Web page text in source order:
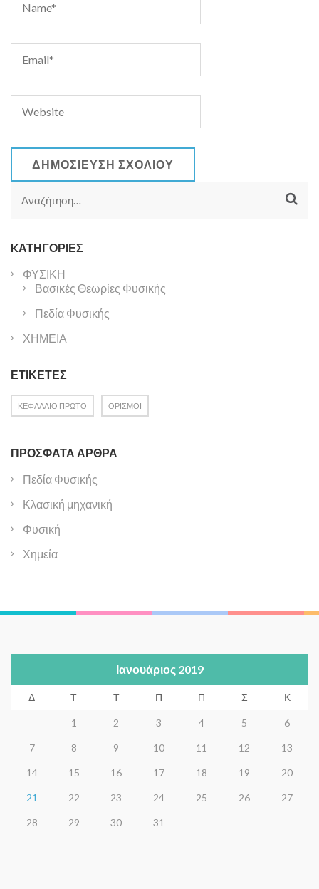
Αναζήτηση
KΑΤΗΓΟΡΊΕΣ
ΦΥΣΙΚΗ
Βασικές Θεωρίες Φυσικής
Πεδία Φυσικής
ΧΗΜΕΙΑ
ΕΤΙΚΈΤΕΣ
ΚΕΦΑΛΑΙΟ ΠΡΩΤΟ ΟΡΙΣΜΟΙ
ΠΡΌΣΦΑΤΑ ΆΡΘΡΑ
Πεδία Φυσικής
Κλασική μηχανική
Φυσική
Χημεία
Ιανουάριος 2019
Δ Τ Τ Π Π Σ Κ
1 2 3 4 5 6
7 8 9 10 11 12 13
14 15 16 17 18 19 20
21 22 23 24 25 26 27
28 29 30 31